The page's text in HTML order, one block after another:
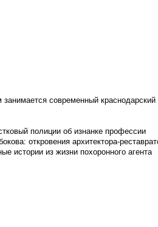
современный краснодарский
полиции об изнанке профессии
откровения архитектора-
истории из жизни похоронного агента